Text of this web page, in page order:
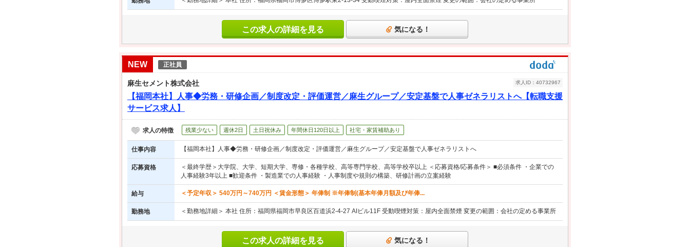
この求人の詳細を見る 気になる！
NEW 正社員
麻生セメント株式会社
【福岡本社】人事◆労務・研修企画／制度改定・評価運営／麻生グループ／安定基盤で人事ゼネラリストへ【転職支援
サービス求人】
求人ID：40732967
求人の特徴 残業少ない 週休2日 土日祝休み 年間休日120日以上 社宅・家賃補助あり
仕事内容 【福岡本社】人事◆労務・研修企画／制度改定・評価運営／麻生グループ／安定基盤で人事ゼネラリストへ
応募資格
＜最終学歴＞大学院、大学、短期大学、専修・各種学校、高等専門学校、高等学校卒以上 ＜応募資格/応募条件＞ ■必須条件 ・企業での
人事経験3年以上 ■歓迎条件 ・製造業での人事経験 ・人事制度や規則の構築、研修計画の立案経験
給与 ＜予定年収＞ 540万円～740万円 ＜賃金形態＞ 年俸制 ※年俸制(基本年俸月額及び年俸...
勤務地 ＜勤務地詳細＞ 本社 住所：福岡県福岡市早良区百道浜2-4-27 AIビル11F 受動喫煙対策：屋内全面禁煙 変更の範囲：会社の定める事業所
この求人の詳細を見る 気になる！